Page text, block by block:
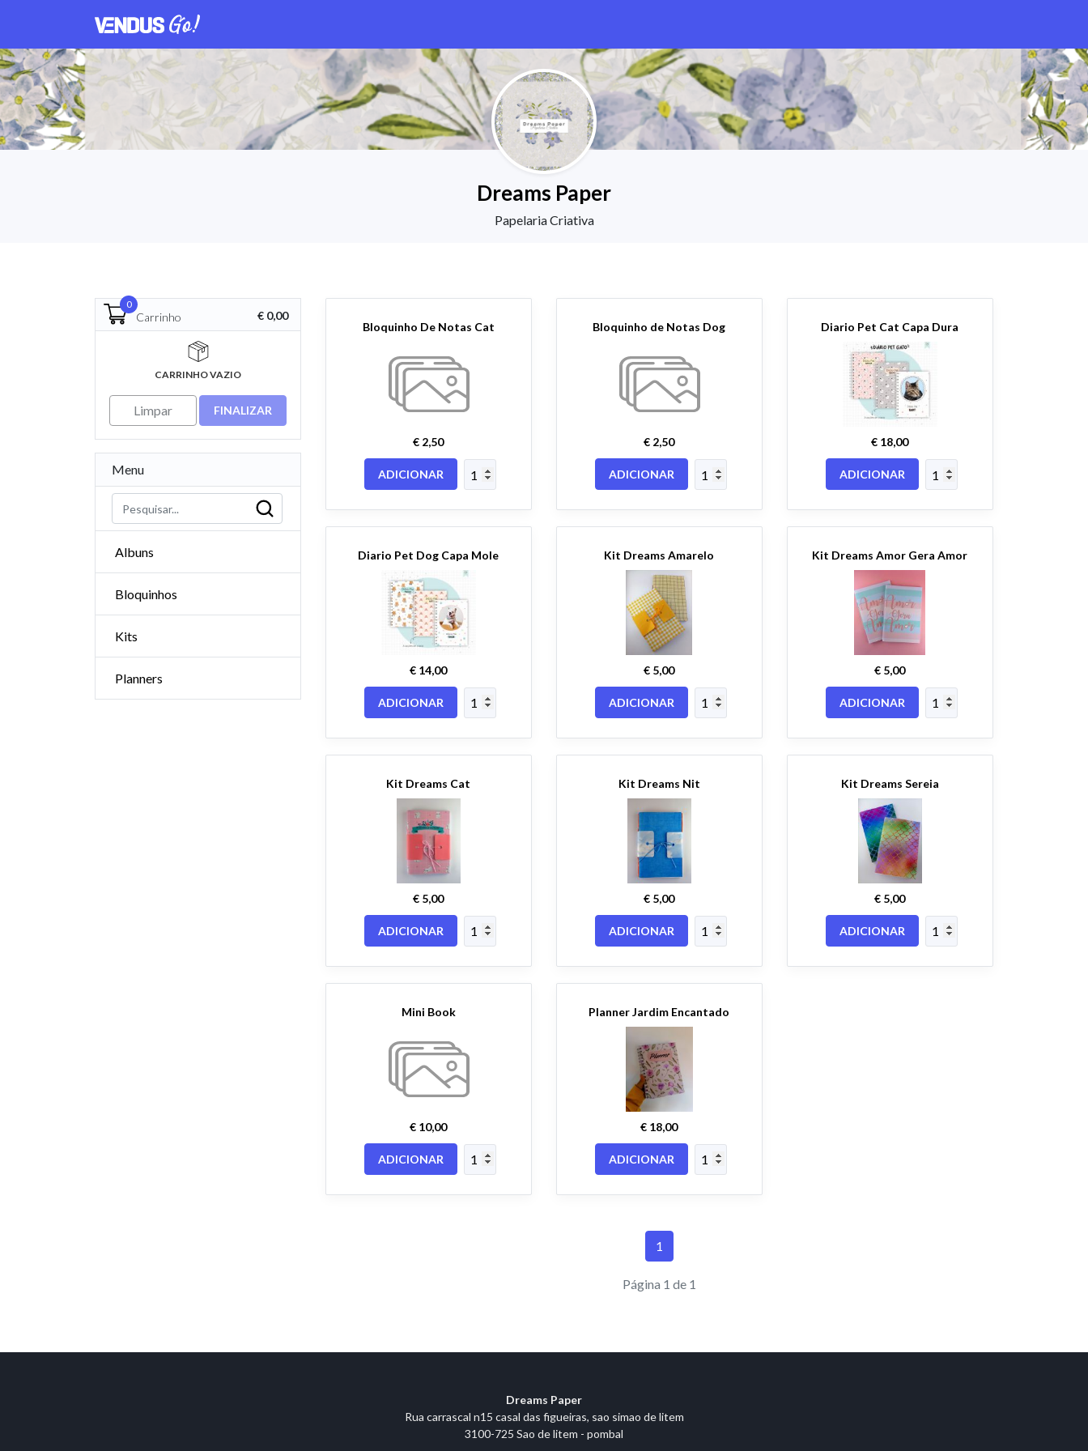
Dreams Paper
Papelaria Criativa
0
Carrinho € 0,00
CARRINHO VAZIO
Limpar FINALIZAR
Menu
Albuns
Bloquinhos
Kits
Planners
Bloquinho De Notas Cat
€ 2,50
ADICIONAR
Bloquinho de Notas Dog
€ 2,50
ADICIONAR
Diario Pet Cat Capa Dura
€ 18,00
ADICIONAR
Diario Pet Dog Capa Mole
€ 14,00
ADICIONAR
Kit Dreams Amarelo
€ 5,00
ADICIONAR
Kit Dreams Amor Gera Amor
€ 5,00
ADICIONAR
Kit Dreams Cat
€ 5,00
ADICIONAR
Kit Dreams Nit
€ 5,00
ADICIONAR
Kit Dreams Sereia
€ 5,00
ADICIONAR
Mini Book
€ 10,00
ADICIONAR
Planner Jardim Encantado
€ 18,00
ADICIONAR
1
Página 1 de 1
Dreams Paper
Rua carrascal n15 casal das figueiras, sao simao de litem
3100-725 Sao de litem - pombal